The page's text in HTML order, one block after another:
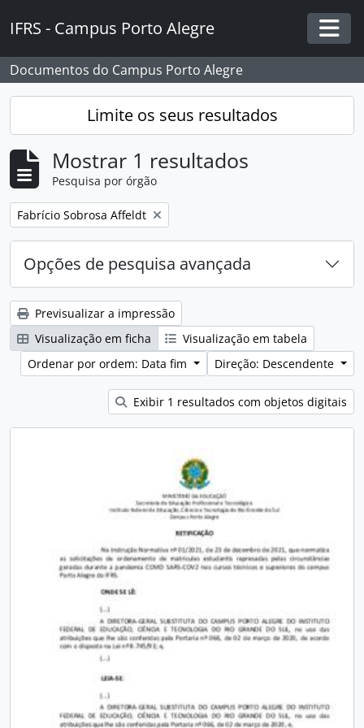
IFRS - Campus Porto Alegre
Documentos do Campus Porto Alegre
Limite os seus resultados
Mostrar 1 resultados
Pesquisa por órgão
Remover filtro:
Fabrício Sobrosa Affeldt
Opções de pesquisa avançada
Previsualizar a impressão
Visualização em ficha
Visualização em tabela
Ordenar por ordem: Data fim
Direção: Descendente
Exibir 1 resultados com objetos digitais